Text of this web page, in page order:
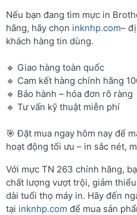
Nếu bạn đang tìm mực in
hãng, hãy chọn inknhp.com–
khách hàng tin dùng.
🔹 Giao hàng toàn quốc
🔹 Cam kết hàng chính hãng
🔹 Bảo hành – hóa đơn rõ ràng
🔹 Tư vấn kỹ thuật miễn phí
🎯 Đặt mua ngay hôm nay để
hoạt động tối ưu – in sắc nét,
Với mực TN 263 chính hãng,
chất lượng vượt trội, giảm
dài tuổi thọ máy in. Hãy đến
tại inknhp.com để mua sản